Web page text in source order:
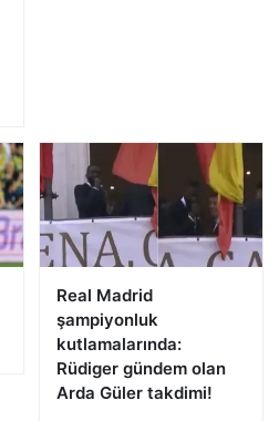
Real Madrid
şampiyonluk
kutlamalarında:
Rüdiger gündem olan
Arda Güler takdimi!